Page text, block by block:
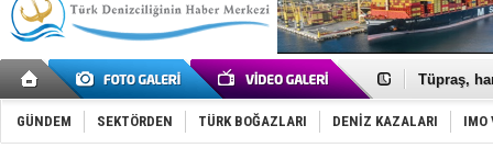
Anadolu
Tüpraş,
İTU AUV,
LNG
PROYAD,
GÜNDEM SEKTÖRDEN TÜRK BOĞAZLARI DENİZ KAZALARI IMO